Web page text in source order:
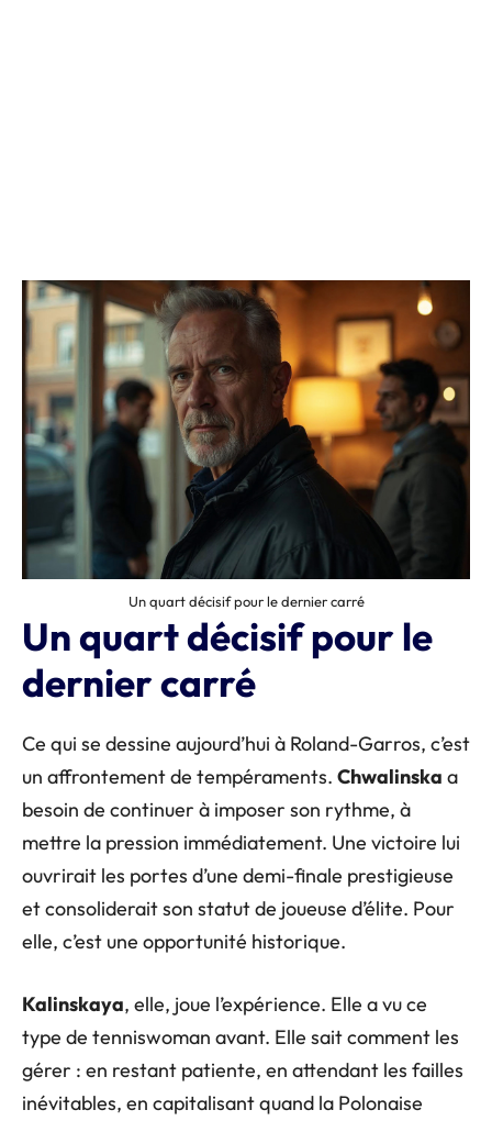
Un quart décisif pour le dernier carré
Un quart décisif pour le
dernier carré
Ce qui se dessine aujourd’hui à Roland-Garros, c’est
un affrontement de tempéraments. Chwalinska a
besoin de continuer à imposer son rythme, à
mettre la pression immédiatement. Une victoire lui
ouvrirait les portes d’une demi-finale prestigieuse
et consoliderait son statut de joueuse d’élite. Pour
elle, c’est une opportunité historique.
Kalinskaya, elle, joue l’expérience. Elle a vu ce
type de tenniswoman avant. Elle sait comment les
gérer : en restant patiente, en attendant les failles
inévitables, en capitalisant quand la Polonaise